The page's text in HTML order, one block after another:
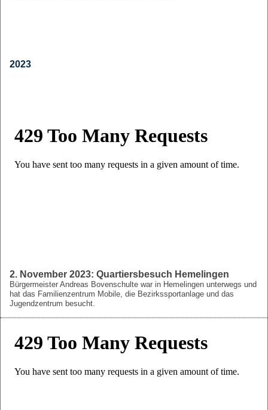
2023
2. November 2023: Quartiersbesuch Hemelingen
Bürgermeister Andreas Bovenschulte war in Hemelingen unterwegs und
hat das Familienzentrum Mobile, die Bezirkssportanlage und das
Jugendzentrum besucht.